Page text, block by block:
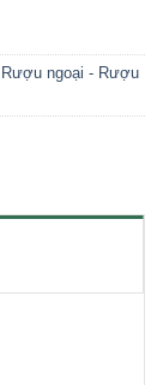
Rượu ngoại - Rượu